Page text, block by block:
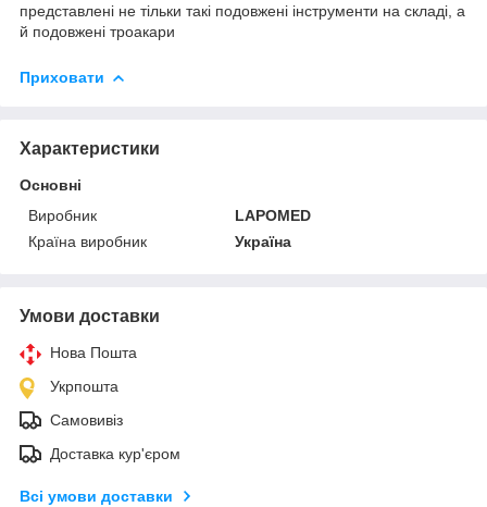
представлені не тільки такі подовжені інструменти на складі, а
й подовжені троакари
Приховати
Характеристики
Основні
Виробник
LAPOMED
Країна виробник
Україна
Умови доставки
Нова Пошта
Укрпошта
Самовивіз
Доставка кур'єром
Всі умови доставки